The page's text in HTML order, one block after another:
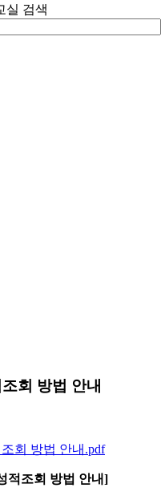
실 검색
회 방법 안내
회 방법 안내.pdf
적조회 방법 안내]